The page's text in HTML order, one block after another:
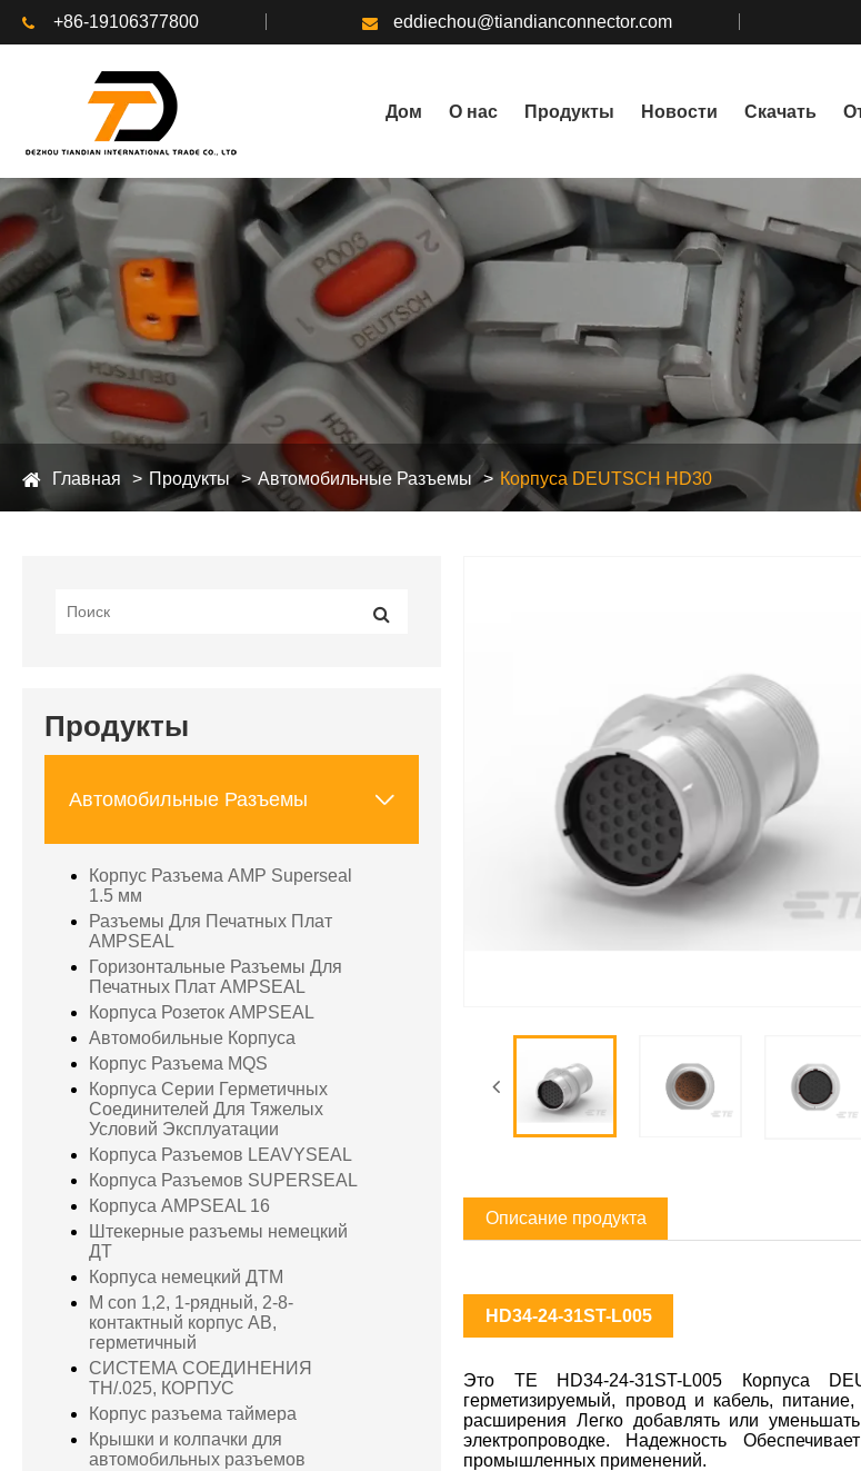
+86-19106377800 eddiechou@tiandianconnector.com
Дом О нас Продукты Новости Скачать
Главная Продукты Автомобильные Разъемы Корпуса DEUTSCH HD30
Продукты
Автомобильные Разъемы 
Корпус Разъема AMP Superseal
1.5 мм
Разъемы Для Печатных Плат
AMPSEAL
Горизонтальные Разъемы Для
Печатных Плат AMPSEAL
Корпуса Розеток AMPSEAL
Автомобильные Корпуса
Корпус Разъема MQS
Корпуса Серии Герметичных
Соединителей Для Тяжелых
Условий Эксплуатации
Корпуса Разъемов LEAVYSEAL
Корпуса Разъемов SUPERSEAL
Корпуса AMPSEAL 16
Штекерные разъемы немецкий
ДТ
Корпуса немецкий ДТМ
M con 1,2, 1-рядный, 2-8-
контактный корпус AB,
герметичный
СИСТЕМА СОЕДИНЕНИЯ
TH/.025, КОРПУС
Корпус разъема таймера
Крышки и колпачки для
автомобильных разъемов
Описание продукта
HD34-24-31ST-L005
Это TE HD34-24-31ST-L005 Корпуса
герметизируемый, провод и кабель,
расширения Легко добавлять или
электропроводке. Надежность
промышленных применений.